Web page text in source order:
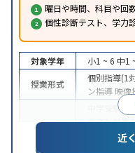
曜日や時間、科目や回
個性診断テスト、学力
対象学年 小1 ~ 6 中1
授業形式
個別指導(1
ン指導 映像
中学受験
テスト対策
(旧AO)対策
近